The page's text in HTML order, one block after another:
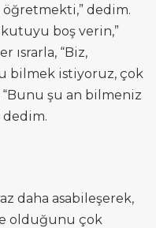
dedim.
boş verin,”
ısrarla, “Biz,
bilmek istiyoruz, çok
şu an bilmeniz
dedim.
daha asabileşerek,
olduğunu çok